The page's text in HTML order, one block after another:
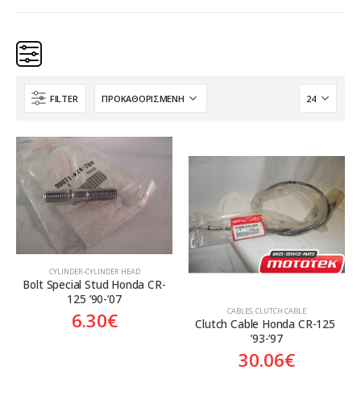
Κατηγορίες
Προϊόν Προέλευση
Aftermarket Γνήσιο
FILTER
CYLINDER-CYLINDER HEAD
Bolt Special Stud Honda CR-
125 ’90-’07
6.30€ CABLES,CLUTCH CABLE
Clutch Cable Honda CR-125
’93-’97
30.06€